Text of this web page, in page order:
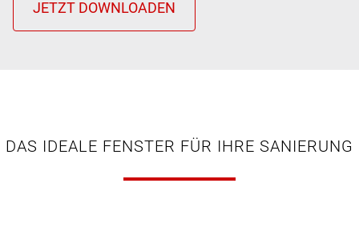
DAS IDEALE FENSTER FÜR IHRE SANIERUNG